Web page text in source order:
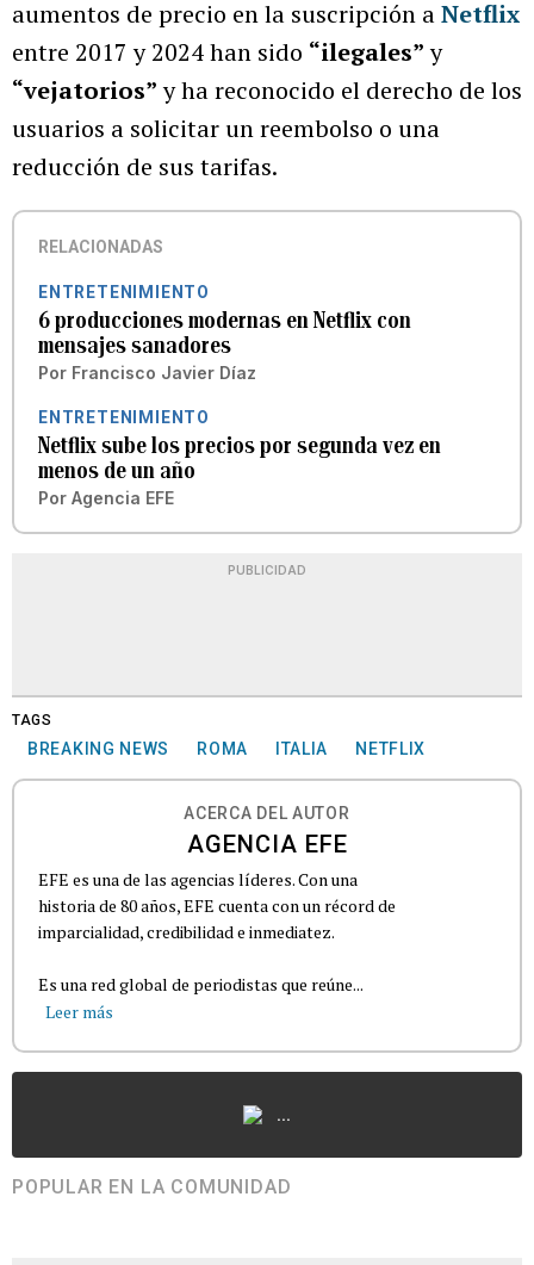
aumentos de precio en la suscripción aNetflix
entre 2017 y 2024 han sido “ilegales”y
“vejatorios”y ha reconocido el derecho de los
usuarios a solicitar un reembolso o una
reducción de sus tarifas.
RELACIONADAS
ENTRETENIMIENTO
6 producciones modernas en Netflix con
mensajes sanadores
Por Francisco Javier Díaz
ENTRETENIMIENTO
Netflix sube los precios por segunda vez en
menos de un año
Por Agencia EFE
PUBLICIDAD
TAGS
BREAKING NEWS ROMA ITALIA NETFLIX
ACERCA DEL AUTOR
AGENCIA EFE
EFE es una de las agencias líderes. Con una
historia de 80 años, EFE cuenta con un récord de
imparcialidad, credibilidad e inmediatez.
Es una red global de periodistas que reúne...
Leer más
...
POPULAR EN LA COMUNIDAD